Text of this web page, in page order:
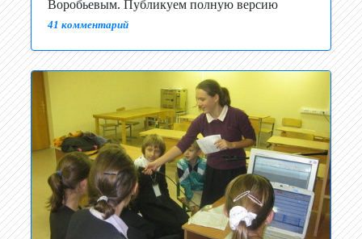
Воробьевым. Публикуем полную версию
41 комментарий